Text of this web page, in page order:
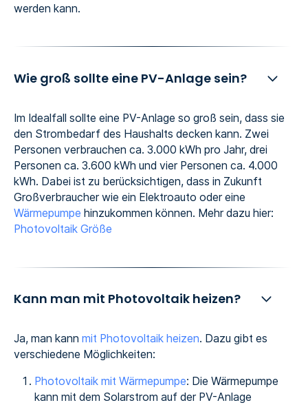
werden kann.
Wie groß sollte eine PV-Anlage sein?
Im Idealfall sollte eine PV-Anlage so groß sein, dass sie
den Strombedarf des Haushalts decken kann. Zwei
Personen verbrauchen ca. 3.000 kWh pro Jahr, drei
Personen ca. 3.600 kWh und vier Personen ca. 4.000
kWh. Dabei ist zu berücksichtigen, dass in Zukunft
Großverbraucher wie ein Elektroauto oder eine
Wärmepumpe hinzukommen können. Mehr dazu hier:
Photovoltaik Größe
Kann man mit Photovoltaik heizen?
Ja, man kann mit Photovoltaik heizen. Dazu gibt es
verschiedene Möglichkeiten:
Photovoltaik mit Wärmepumpe: Die Wärmepumpe
kann mit dem Solarstrom auf der PV-Anlage